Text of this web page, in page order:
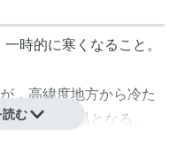
時的に寒くなること。
，高緯度地方から冷た
場合に低温となる。
む